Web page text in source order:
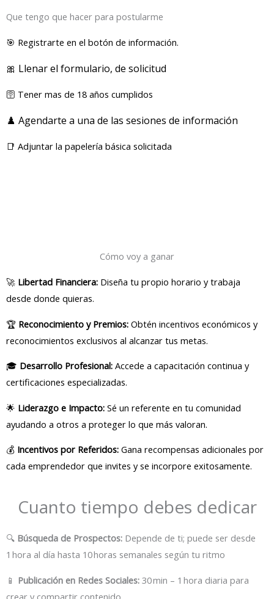
Que tengo que hacer para postularme
🎯 Registrarte en el botón de información.
🎀 Llenar el formulario, de solicitud
🛜 Tener mas de 18 años cumplidos
♟️ Agendarte a una de las sesiones de información
📑 Adjuntar la papelería básica solicitada
Cómo voy a ganar
🚀 Libertad Financiera: Diseña tu propio horario y trabaja
desde donde quieras.
🏆 Reconocimiento y Premios: Obtén incentivos económicos y
reconocimientos exclusivos al alcanzar tus metas.
🎓 Desarrollo Profesional: Accede a capacitación continua y
certificaciones especializadas.
🌟 Liderazgo e Impacto: Sé un referente en tu comunidad
ayudando a otros a proteger lo que más valoran.
💰 Incentivos por Referidos: Gana recompensas adicionales por
cada emprendedor que invites y se incorpore exitosamente.
Cuanto tiempo debes dedicar
🔍 Búsqueda de Prospectos: Depende de ti; puede ser desde
1 hora al día hasta 10 horas semanales según tu ritmo
📱 Publicación en Redes Sociales: 30 min – 1 hora diaria para
crear y compartir contenido